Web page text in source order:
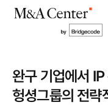
완구 기업에서
헝셩그룹의 전략